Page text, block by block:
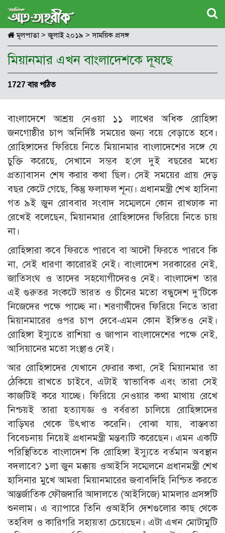
মূলপাতা> জুলাই ২০১৯ > সাময়িক প্রসঙ্গ
মিয়ানমার এখন বাংলাদেশকে দূষছে
1727 বার পঠিত
বাংলাদেশে আশ্রয় নেওয়া ১১ লাখের অধিক রোহিঙ্গা
জনগোষ্ঠীর চাপ অনির্দিষ্ট সময়ের জন্য বয়ে বেড়াতে হবে।
রোহিঙ্গাদের ফিরিয়ে নিতে মিয়ানমার বাংলাদেশের সঙ্গে যে
চুক্তি করেছে, সেখানে সম্ভব হ’লে দুই বছরের মধ্যে
প্রত্যাবাসন শেষ করার কথা ছিল। সেই সময়ের প্রায় দেড়
বছর কেটে গেছে, কিন্তু ফলাফল শূন্য। প্রধানমন্ত্রী শেখ হাসিনা
গত ৯ই জুন রোববার সংবাদ সম্মেলনে কোন রাখঢাক না
রেখেই বলেছেন, মিয়ানমার রোহিঙ্গাদের ফিরিয়ে নিতে চায়
না।
রোহিঙ্গারা কবে ফিরতে পারবে বা আদৌ ফিরতে পারবে কি
না, সেই ধারণা কারোরই নেই। বাংলাদেশ সরকারের নেই,
জাতিসংঘ ও তাদের সহযোগীদেরও নেই। বাংলাদেশ তার
এই গুরুতর সংকটে ভারত ও চীনের মতো বন্ধুদেশ দু’টিকে
নিজেদের পক্ষে পাচ্ছে না। শরণার্থীদের ফিরিয়ে নিতে তারা
মিয়ানমারের ওপর চাপ দেবে-এমন কোন ইঙ্গিতও নেই।
রোহিঙ্গা ইস্যুতে রাশিয়া ও জাপান বাংলাদেশের পক্ষে নেই,
আসিয়ানের মতো সংস্থাও নেই।
আর রোহিঙ্গাদের যেখানে ফেরার কথা, সেই মিয়ানমার তা
ঠেকিয়ে রাখতে চাইবে, এটাই স্বাভাবিক এবং তারা সেই
কাজটিই করে যাচ্ছে। ফিরিয়ে নেওয়ার কথা মাথায় রেখে
নিশ্চয়ই তারা হত্যাযজ্ঞ ও বর্বরতা চালিয়ে রোহিঙ্গাদের
বাড়িঘর থেকে উৎখাত করেনি। বোঝা যায়, বাস্তবতা
বিবেচনায় নিয়েই প্রধানমন্ত্রী মন্তব্যটি করেছেন। এমন একটি
পরিস্থিতিতে বাংলাদেশ কি রোহিঙ্গা ইস্যুতে বর্তমান অবস্থান
বদলাবে? ১লা জুন মক্কায় ওআইসি সম্মেলনে প্রধানমন্ত্রী শেখ
হাসিনার মুখে আমরা মিয়ানমারের জবাবদিহি নিশ্চিত করতে
আন্তর্জাতিক ফৌজদারি আদালতে (আইসিজে) মামলার প্রসঙ্গটি
শুনলাম। এ ব্যাপারে তিনি ওআইসি দেশগুলোর কাছ থেকে
তহবিল ও কারিগরি সহায়তা চেয়েছেন। এটা এখন মোটামুটি